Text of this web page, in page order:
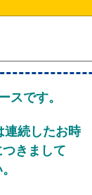
スです。
連続したお時
きまして